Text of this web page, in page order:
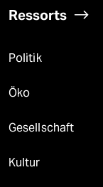
Ressorts
Politik
Öko
Gesellschaft
Kultur